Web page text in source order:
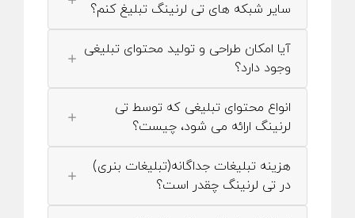
سایر شبکه های تی لرنینگ تبلیغ کنم؟
آیا امکان طراحی و تولید محتوای تبلیغی
وجود دارد؟
انواع محتوای تبلیغی که توسط تی
لرنینگ ارائه می شود، چیست؟
هزینه تبلیغات جداگانه(تبلیغات بنری)
در تی لرنینگ چقدر است؟